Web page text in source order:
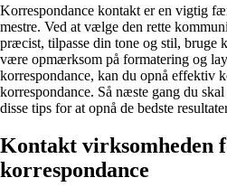
Korrespondance kontakt er en vigtig
mestre. Ved at vælge den rette
præcist, tilpasse din tone og stil, bruge
være opmærksom på formatering og
korrespondance, kan du opnå effektiv
korrespondance. Så næste gang du
disse tips for at opnå de bedste
Kontakt virksomheden
korrespondance